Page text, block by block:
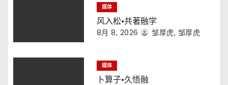
媒体
风入松·共著融学
8月 8, 2026 邹厚虎, 邹厚虎
媒体
卜算子·久悟融